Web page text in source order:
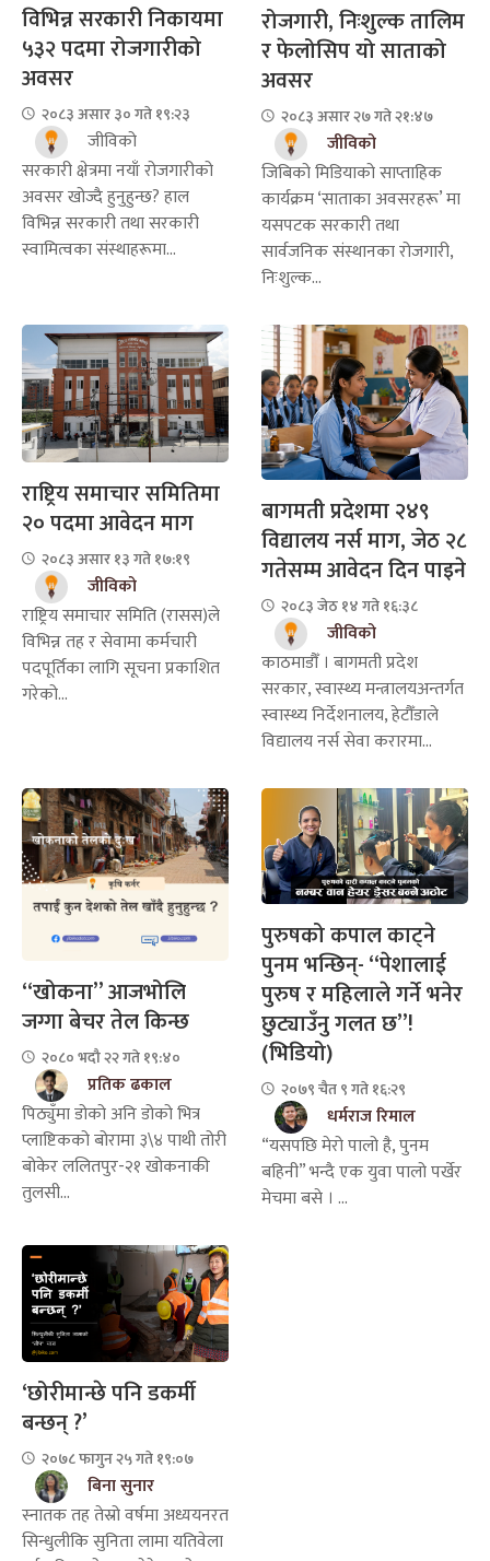
विभिन्न सरकारी निकायमा
५३२ पदमा रोजगारीको
अवसर
२०८३ असार ३० गते १९:२३
जीविको
सरकारी क्षेत्रमा नयाँ रोजगारीको
अवसर खोज्दै हुनुहुन्छ? हाल
विभिन्न सरकारी तथा सरकारी
स्वामित्वका संस्थाहरूमा...
रोजगारी, निःशुल्क तालिम
र फेलोसिप यो साताको
अवसर
२०८३ असार २७ गते २१:४७
जीविको
जिबिको मिडियाको साप्ताहिक
कार्यक्रम ‘साताका अवसरहरू’ मा
यसपटक सरकारी तथा
सार्वजनिक संस्थानका रोजगारी,
निःशुल्क...
राष्ट्रिय समाचार समितिमा
२० पदमा आवेदन माग
२०८३ असार १३ गते १७:१९
जीविको
राष्ट्रिय समाचार समिति (रासस)ले
विभिन्न तह र सेवामा कर्मचारी
पदपूर्तिका लागि सूचना प्रकाशित
गरेको...
बागमती प्रदेशमा २४९
विद्यालय नर्स माग, जेठ २८
गतेसम्म आवेदन दिन पाइने
२०८३ जेठ १४ गते १६:३८
जीविको
काठमाडौँ । बागमती प्रदेश
सरकार, स्वास्थ्य मन्त्रालयअन्तर्गत
स्वास्थ्य निर्देशनालय, हेटौँडाले
विद्यालय नर्स सेवा करारमा...
“खोकना” आजभोलि
जग्गा बेचर तेल किन्छ
२०८० भदौ २२ गते १९:४०
प्रतिक ढकाल
पिठ्युँमा डोको अनि डोको भित्र
प्लाष्टिकको बोरामा ३\४ पाथी तोरी
बोकेर ललितपुर-२१ खोकनाकी
तुलसी...
पुरुषको कपाल काट्ने
पुनम भन्छिन्- “पेशालाई
पुरुष र महिलाले गर्ने भनेर
छुट्याउँनु गलत छ”!
(भिडियो)
२०७९ चैत ९ गते १६:२९
धर्मराज रिमाल
“यसपछि मेरो पालो है, पुनम
बहिनी” भन्दै एक युवा पालो पर्खेर
मेचमा बसे । ...
‘छोरीमान्छे पनि डकर्मी
बन्छन् ?’
२०७८ फागुन २५ गते १९:०७
बिना सुनार
स्नातक तह तेस्रो वर्षमा अध्ययनरत
सिन्धुलीकि सुनिता लामा यतिवेला